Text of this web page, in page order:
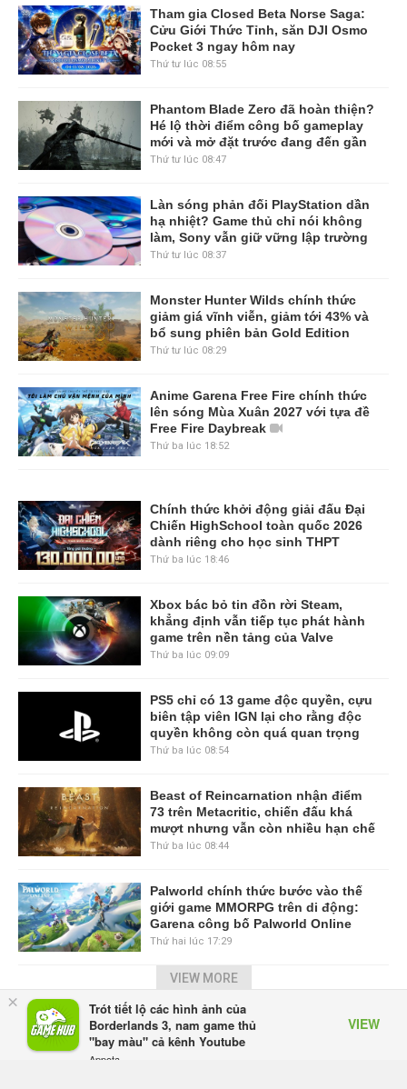
×
Trót tiết lộ các hình ảnh của
Borderlands 3, nam game thủ
"bay màu" cả kênh Youtube
Appota
VIEW
Tham gia Closed Beta Norse Saga:
Cửu Giới Thức Tỉnh, săn DJI Osmo
Pocket 3 ngay hôm nay
Thứ tư lúc 08:55
Phantom Blade Zero đã hoàn thiện?
Hé lộ thời điểm công bố gameplay
mới và mở đặt trước đang đến gần
Thứ tư lúc 08:47
Làn sóng phản đối PlayStation dần
hạ nhiệt? Game thủ chỉ nói không
làm, Sony vẫn giữ vững lập trường
Thứ tư lúc 08:37
Monster Hunter Wilds chính thức
giảm giá vĩnh viễn, giảm tới 43% và
bổ sung phiên bản Gold Edition
Thứ tư lúc 08:29
Anime Garena Free Fire chính thức
lên sóng Mùa Xuân 2027 với tựa đề
Free Fire Daybreak
Thứ ba lúc 18:52
Chính thức khởi động giải đấu Đại
Chiến HighSchool toàn quốc 2026
dành riêng cho học sinh THPT
Thứ ba lúc 18:46
Xbox bác bỏ tin đồn rời Steam,
khẳng định vẫn tiếp tục phát hành
game trên nền tảng của Valve
Thứ ba lúc 09:09
PS5 chỉ có 13 game độc quyền, cựu
biên tập viên IGN lại cho rằng độc
quyền không còn quá quan trọng
Thứ ba lúc 08:54
Beast of Reincarnation nhận điểm
73 trên Metacritic, chiến đấu khá
mượt nhưng vẫn còn nhiều hạn chế
Thứ ba lúc 08:44
Palworld chính thức bước vào thế
giới game MMORPG trên di động:
Garena công bố Palworld Online
Thứ hai lúc 17:29
VIEW MORE
TRANG CHỦ GIFTCODE BẢNG XẾP HẠNG VIDEO
SỰ KIỆN GAME